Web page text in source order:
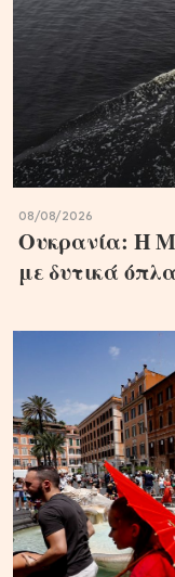
08/08/2026
Ουκρανία: Η
με δυτικά